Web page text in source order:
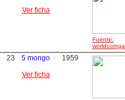
Ver ficha
Fuente:
23
5 mongo
Ver ficha
1959